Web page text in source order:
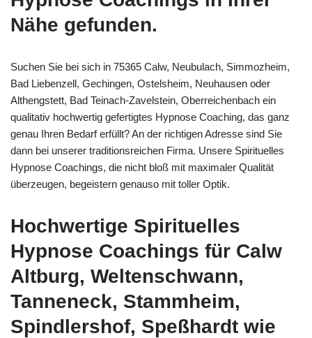
Nähe gefunden.
Suchen Sie bei sich in 75365 Calw, Neubulach, Simmozheim,
Bad Liebenzell, Gechingen, Ostelsheim, Neuhausen oder
Althengstett, Bad Teinach-Zavelstein, Oberreichenbach ein
qualitativ hochwertig gefertigtes Hypnose Coaching, das ganz
genau Ihren Bedarf erfüllt? An der richtigen Adresse sind Sie
dann bei unserer traditionsreichen Firma. Unsere Spirituelles
Hypnose Coachings, die nicht bloß mit maximaler Qualität
überzeugen, begeistern genauso mit toller Optik.
Hochwertige Spirituelles
Hypnose Coachings für Calw
Altburg, Weltenschwann,
Tanneneck, Stammheim,
Spindlershof, Speßhardt wie